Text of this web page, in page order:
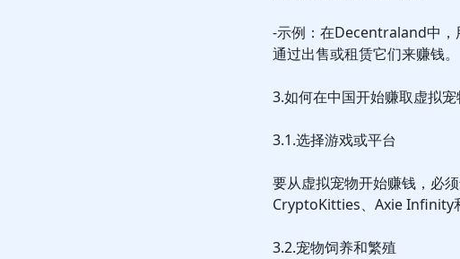
-示例：在Decentraland中，
通过出售或租赁它们来赚钱。
3.如何在中国开始赚取虚拟宠
3.1.选择游戏或平台
要从虚拟宠物开始赚钱，必
CryptoKitties、Axie Infinity
3.2.宠物饲养和繁殖